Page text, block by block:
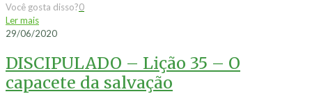
Você gosta disso?0
Ler mais
29/06/2020
DISCIPULADO – Lição 35 – O
capacete da salvação